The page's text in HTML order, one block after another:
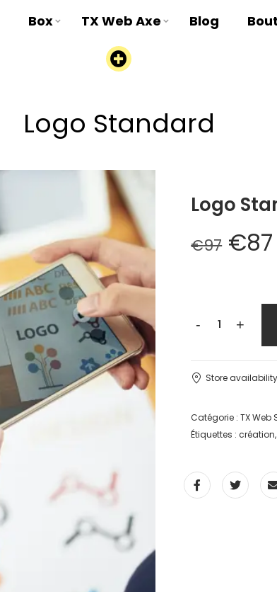
Box TX Web Axe Blog
Logo Standard
Logo
€97 €87
- +
Store availability
Catégorie :TX Web
Étiquettes :création